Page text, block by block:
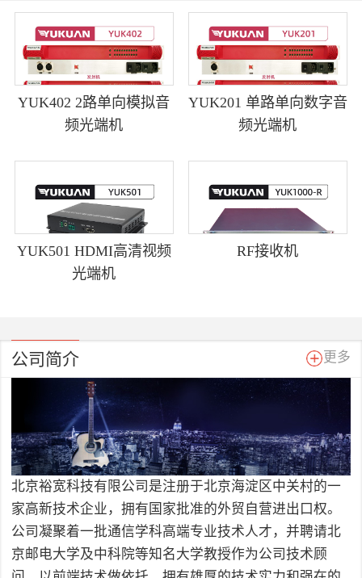
YUK402 2路单向模拟音
频光端机
YUK201 单路单向数字音
频光端机
YUK501 HDMI高清视频
光端机
RF接收机
公司简介 更多
北京裕宽科技有限公司是注册于北京海淀区中关村的一
家高新技术企业，拥有国家批准的外贸自营进出口权。
公司凝聚着一批通信学科高端专业技术人才，并聘请北
京邮电大学及中科院等知名大学教授作为公司技术顾